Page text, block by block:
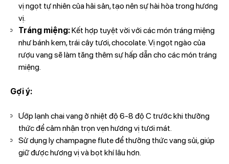
vị ngọt tự nhiên của hải sản, tạo nên sự hài hòa trong hương
vị.
Tráng miệng:Kết hợp tuyệt vời với các món tráng miệng
như bánh kem, trái cây tươi, chocolate. Vị ngọt ngào của
rượu vang sẽ làm tăng thêm sự hấp dẫn cho các món tráng
miệng.
Gợi ý:
Ướp lạnh chai vang ở nhiệt độ 6-8 độ C trước khi thưởng
thức để cảm nhận trọn vẹn hương vị tươi mát.
Sử dụng ly champagne flute để thưởng thức vang sủi, giúp
giữ được hương vị và bọt khí lâu hơn.